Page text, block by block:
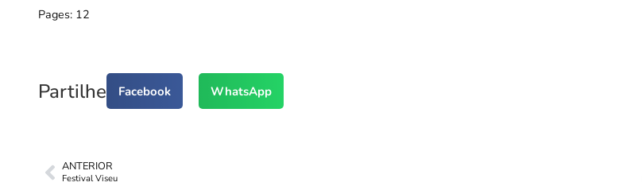
Pages: 12
Partilhe Facebook WhatsApp
ANTERIOR
Festival Viseu